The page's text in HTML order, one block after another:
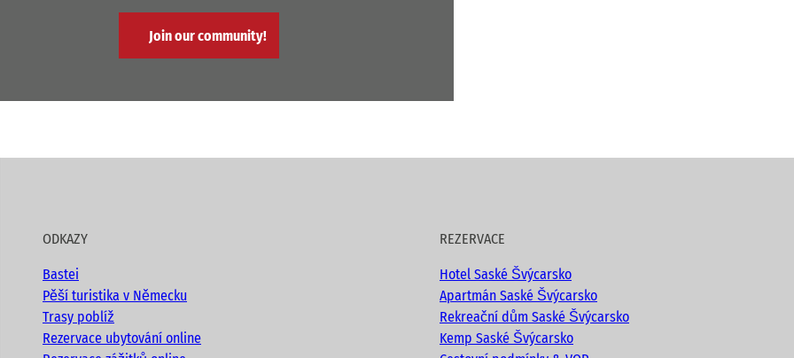
Join our community!
ODKAZY
Bastei
Pěší turistika v Německu
Trasy poblíž
Rezervace ubytování online
REZERVACE
Hotel Saské Švýcarsko
Apartmán Saské Švýcarsko
Rekreační dům Saské Švýcarsko
Kemp Saské Švýcarsko